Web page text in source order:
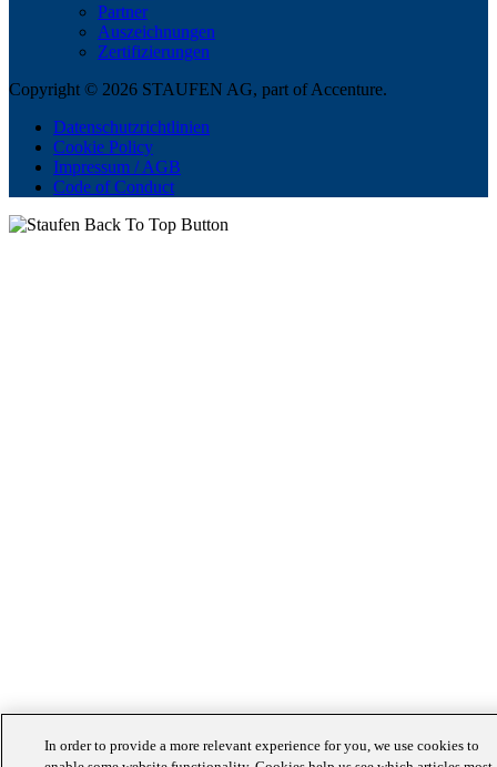
Partner
Auszeichnungen
Zertifizierungen
Copyright © 2026 STAUFEN AG, part of Accenture.
Datenschutzrichtlinien
Cookie Policy
Impressum / AGB
Code of Conduct
In order to provide a more relevant experience for you, we use cookies to